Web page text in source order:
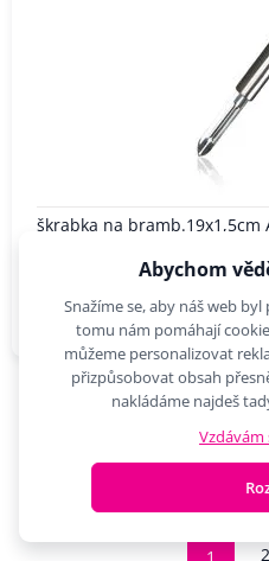
škrabka na bramb.19x1,5cm
profesionální i domácí…
3,58 €
40
2
Abychom
Snažíme se, aby náš web
tomu nám pomáhají
můžeme personalizovat
přizpůsobovat obsah
nakládáme najdeš
Vzdávám